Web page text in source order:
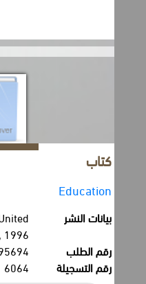
Education
بيانات النشر
: United
1996.
رقم الطلب
370.95694 E24
رقم التسجيلة
6064